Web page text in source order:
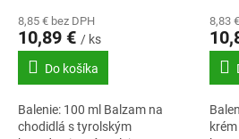
8,85 € bez DPH
10,89 € / ks
Do košíka
Balenie: 100 ml Balzam na
chodidlá s tyrolským
8,83